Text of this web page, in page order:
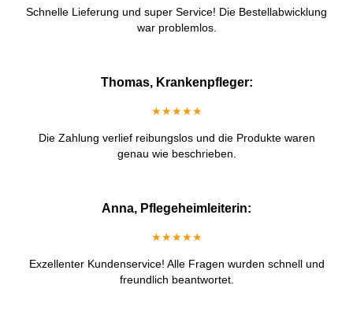
Schnelle Lieferung und super Service! Die Bestellabwicklung
war problemlos.
Thomas, Krankenpfleger:
★★★★★
Die Zahlung verlief reibungslos und die Produkte waren
genau wie beschrieben.
Anna, Pflegeheimleiterin:
★★★★★
Exzellenter Kundenservice! Alle Fragen wurden schnell und
freundlich beantwortet.